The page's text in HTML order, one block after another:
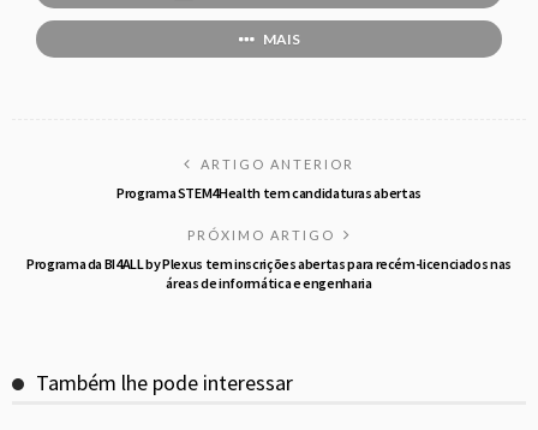
MAIS
ARTIGO ANTERIOR
Programa STEM4Health tem candidaturas abertas
PRÓXIMO ARTIGO
Programa da BI4ALL by Plexus tem inscrições abertas para recém-licenciados nas
áreas de informática e engenharia
Também lhe pode interessar